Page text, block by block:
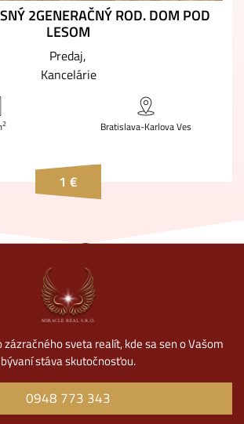
2GENERAČNÝ ROD. DOM POD
LESOM
Predaj
Kancelárie
2 Bratislava-Karlova Ves
1 €
sveta realít, kde sa sen o Vašom
bývaní stáva skutočnosťou.
0948 773 343